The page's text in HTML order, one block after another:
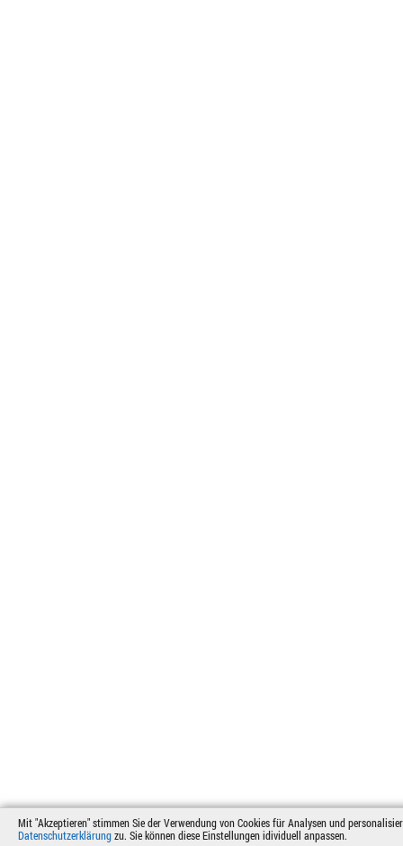
Mit "Akzeptieren" stimmen Sie der Verwendung von Cookies für Analysen und
Datenschutzerklärung zu. Sie können diese Einstellungen idividuell anpassen.